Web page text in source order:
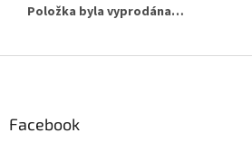
Položka byla vyprodána…
Facebook